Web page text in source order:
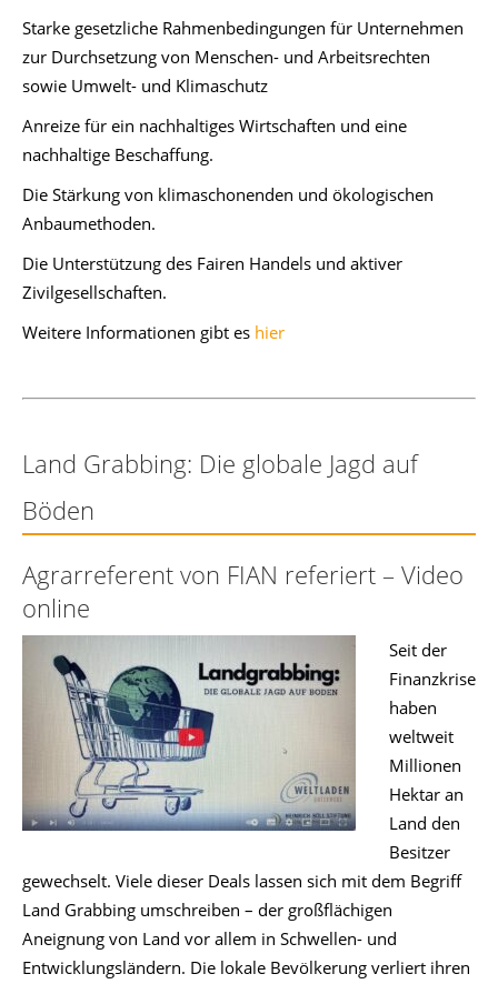
Starke gesetzliche Rahmenbedingungen für Unternehmen
zur Durchsetzung von Menschen- und Arbeitsrechten
sowie Umwelt- und Klimaschutz
Anreize für ein nachhaltiges Wirtschaften und eine
nachhaltige Beschaffung.
Die Stärkung von klimaschonenden und ökologischen
Anbaumethoden.
Die Unterstützung des Fairen Handels und aktiver
Zivilgesellschaften.
Weitere Informationen gibt es hier
Land Grabbing: Die globale Jagd auf
Böden
Agrarreferent von FIAN referiert – Video
online
Seit der
Finanzkrise
haben
weltweit
Millionen
Hektar an
Land den
Besitzer
gewechselt. Viele dieser Deals lassen sich mit dem Begriff
Land Grabbing umschreiben – der großflächigen
Aneignung von Land vor allem in Schwellen- und
Entwicklungsländern. Die lokale Bevölkerung verliert ihren